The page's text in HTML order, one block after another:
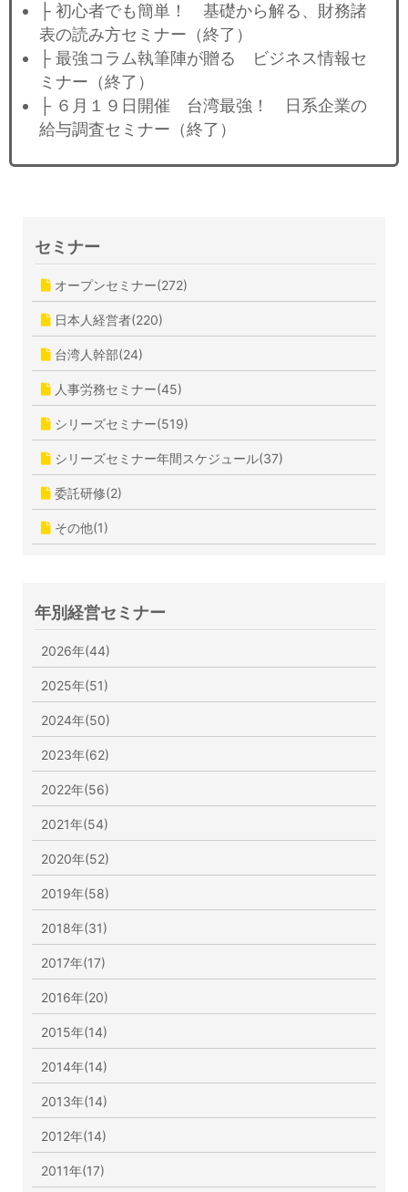
├ 初心者でも簡単！ 基礎から解る、財務諸
表の読み方セミナー（終了）
├ 最強コラム執筆陣が贈る ビジネス情報セ
ミナー（終了）
├ ６月１９日開催 台湾最強！ 日系企業の
給与調査セミナー（終了）
セミナー
オープンセミナー(272)
日本人経営者(220)
台湾人幹部(24)
人事労務セミナー(45)
シリーズセミナー(519)
シリーズセミナー年間スケジュール(37)
委託研修(2)
その他(1)
年別経営セミナー
2026年(44)
2025年(51)
2024年(50)
2023年(62)
2022年(56)
2021年(54)
2020年(52)
2019年(58)
2018年(31)
2017年(17)
2016年(20)
2015年(14)
2014年(14)
2013年(14)
2012年(14)
2011年(17)